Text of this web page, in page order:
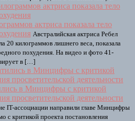
актриса показала тело
Австралийская актриса Ребел
20 килограммов лишнего веса, показала
похудения. На видео и фото 41-
в […]
в Минцифры с критикой
просветительской деятельности
IT-ассоциации направили главе Минцифры
с критикой проекта постановления